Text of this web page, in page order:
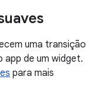
uma transição
app de um widget.
para mais